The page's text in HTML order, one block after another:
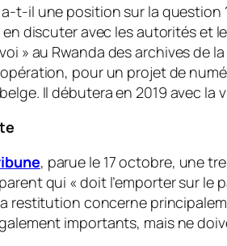
t-il une position sur la question
discuter avec les autorités et
» au Rwanda des archives de
pour un projet de
Il débutera en 2019 avec la
, parue le 17 octobre, une
qui « doit l’emporter sur le
restitution concerne
importants, mais ne